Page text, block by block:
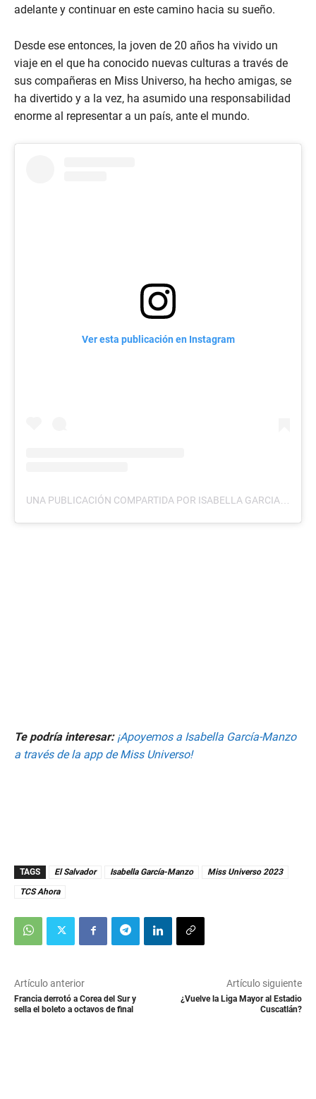
adelante y continuar en este camino hacia su sueño.
Desde ese entonces, la joven de 20 años ha vivido un
viaje en el que ha conocido nuevas culturas a través de
sus compañeras en Miss Universo, ha hecho amigas, se
ha divertido y a la vez, ha asumido una responsabilidad
enorme al representar a un país, ante el mundo.
Ver esta publicación en Instagram
UNA PUBLICACIÓN COMPARTIDA POR ISABELLA GARCIA-MANZO (@ISABELLA.GARCIAMANZO)
Te podría interesar: ¡Apoyemos a Isabella García-Manzo
a través de la app de Miss Universo!
TAGS El Salvador Isabella García-Manzo
Miss Universo 2023
TCS Ahora
Artículo anterior
Francia derrotó a Corea del Sur y
sella el boleto a octavos de final
Artículo siguiente
¿Vuelve la Liga Mayor al Estadio
Cuscatlán?